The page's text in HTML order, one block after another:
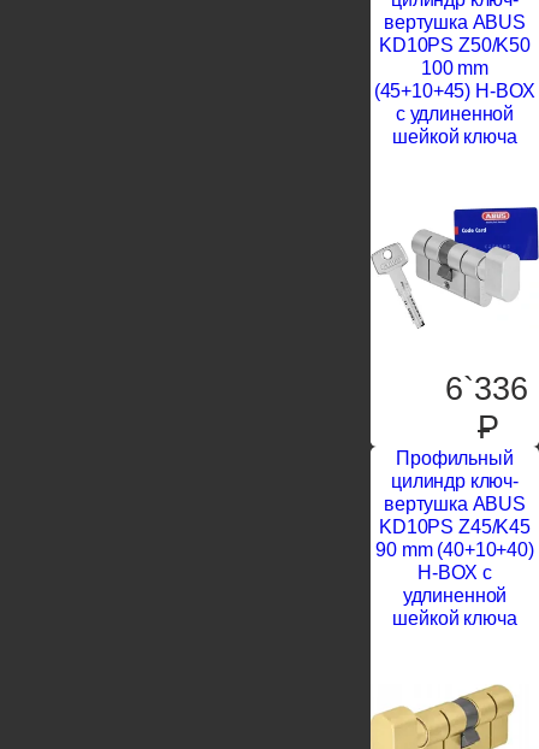
вертушка ABUS
KD10PS Z50/K50
100 mm
(45+10+45) H-BOX
с удлиненной
шейкой ключа
6`336
P
Профильный
цилиндр ключ-
вертушка ABUS
KD10PS Z45/K45
90 mm (40+10+40)
H-BOX с
удлиненной
шейкой ключа